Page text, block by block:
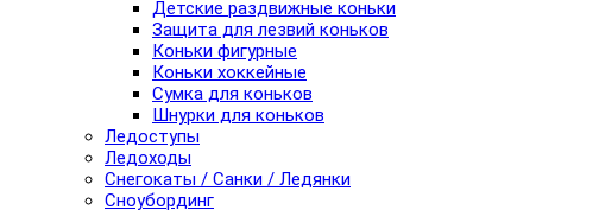
Детские раздвижные коньки
Защита для лезвий коньков
Коньки фигурные
Коньки хоккейные
Сумка для коньков
Шнурки для коньков
Ледоступы
Ледоходы
Снегокаты / Санки / Ледянки
Сноубординг